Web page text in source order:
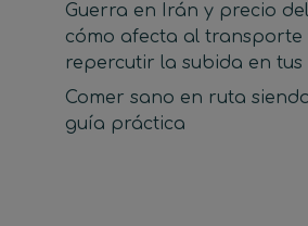
Guerra en Irán y precio
cómo afecta al transporte
repercutir la subida en
Comer sano en ruta
guía práctica